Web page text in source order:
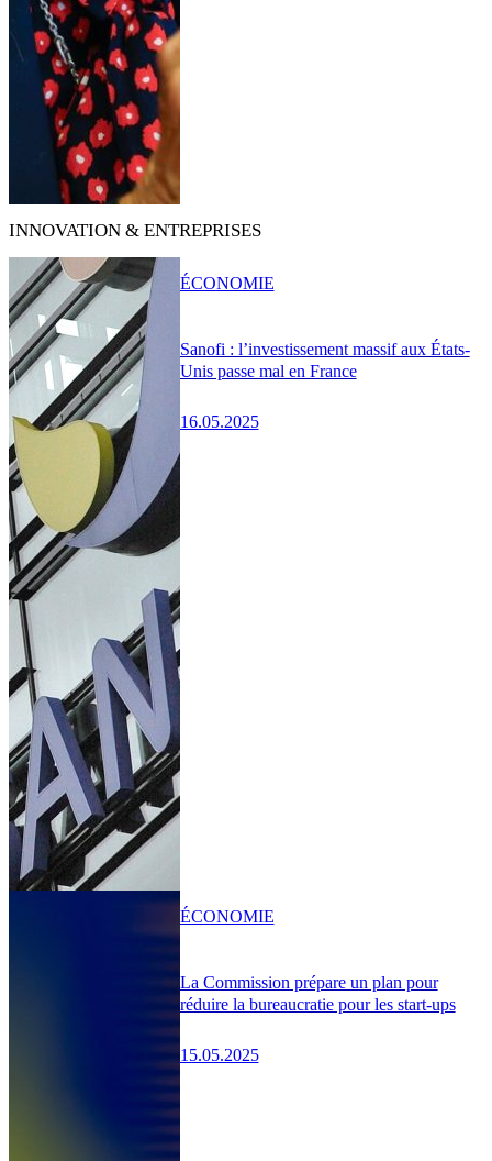
INNOVATION & ENTREPRISES
Sanofi : l’investissement massif aux États-
Unis passe mal en France
16.05.2025
ÉCONOMIE
La Commission prépare un plan pour
réduire la bureaucratie pour les start-ups
15.05.2025
ÉCONOMIE